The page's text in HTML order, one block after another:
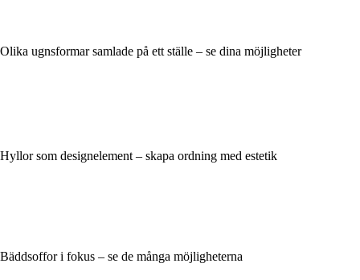
Olika ugnsformar samlade på ett ställe – se dina möjligheter
Hyllor som designelement – skapa ordning med estetik
Bäddsoffor i fokus – se de många möjligheterna